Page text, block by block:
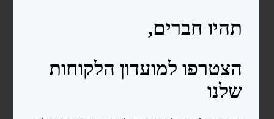
מסנני חול
פילטרים קרטריג'
כיסויים לבריכות ניידות